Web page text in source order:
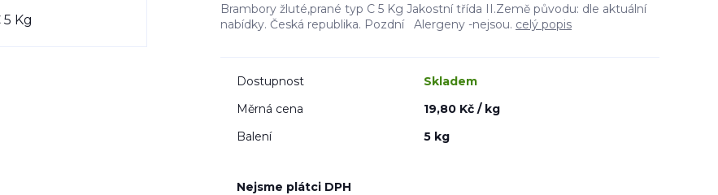
Brambory žluté,prané typ C 5 Kg Jakostní třída II.Země původu: dle aktuální
nabídky. Česká republika. Pozdní Alergeny -nejsou. celý popis
Dostupnost
Skladem
Měrná cena
19,80 Kč / kg
Balení
5 kg
Nejsme plátci DPH